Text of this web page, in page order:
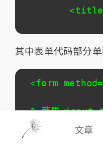
<title>
<body>
选择你最喜欢的水
其中表单代码部分
<form
1.苹果<input
文章